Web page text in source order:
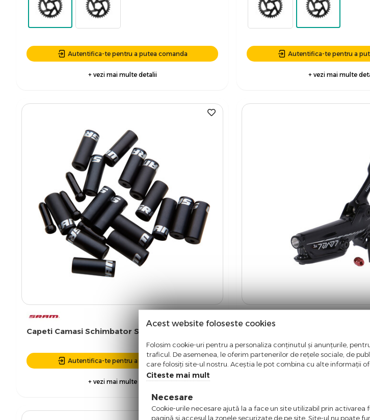
Autentifica-te pentru a putea comanda
+ vezi mai multe detalii
Autentifica-te pentru a
+ vezi mai multe
Capeti Camasi Schimbator Sram Ferrule - Negru
Autentifica-te pentru a putea comanda
+ vezi mai multe detalii
Autentifica-te pentru a
Acest website foloseste cookies
Folosim cookie-uri pentru a personaliza conținutul și anunțurile,
traficul. De asemenea, le oferim partenerilor de rețele sociale, de
care folosiți site-ul nostru. Aceștia le pot combina cu alte informații
Citeste mai mult
Necesare
Cookie-urile necesare ajută la a face un site utilizabil prin activarea
pagină şi accesul la zonele securizate de pe site. Site-ul nu poate